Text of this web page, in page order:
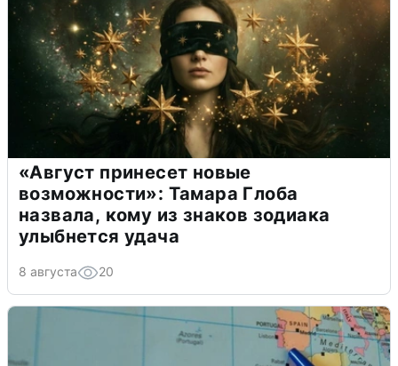
«Август принесет новые
возможности»: Тамара Глоба
назвала, кому из знаков зодиака
улыбнется удача
8 августа 20